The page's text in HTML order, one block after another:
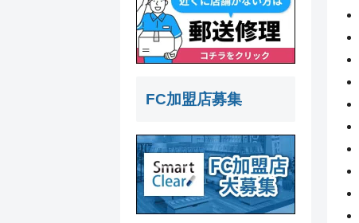
FC加盟店募集